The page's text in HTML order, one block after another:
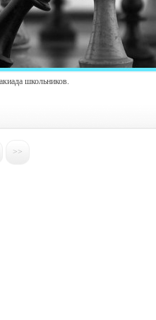
школьников.
>>